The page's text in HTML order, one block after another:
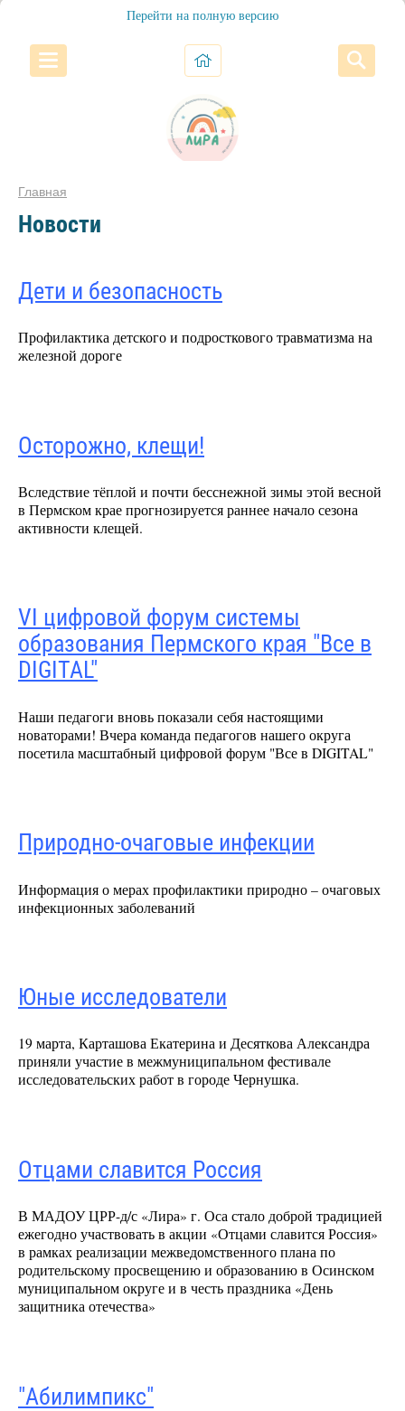
Перейти на полную версию
Главная
Новости
Дети и безопасность
Профилактика детского и подросткового травматизма на
железной дороге
Осторожно, клещи!
Вследствие тёплой и почти бесснежной зимы этой весной
в Пермском крае прогнозируется раннее начало сезона
активности клещей.
VI цифровой форум системы
образования Пермского края "Все в
DIGITAL"
Наши педагоги вновь показали себя настоящими
новаторами! Вчера команда педагогов нашего округа
посетила масштабный цифровой форум "Все в DIGITAL"
Природно-очаговые инфекции
Информация о мерах профилактики природно – очаговых
инфекционных заболеваний
Юные исследователи
19 марта, Карташова Екатерина и Десяткова Александра
приняли участие в межмуниципальном фестивале
исследовательских работ в городе Чернушка.
Отцами славится Россия
В МАДОУ ЦРР-д/с «Лира» г. Оса стало доброй традицией
ежегодно участвовать в акции «Отцами славится Россия»
в рамках реализации межведомственного плана по
родительскому просвещению и образованию в Осинском
муниципальном округе и в честь праздника «День
защитника отечества»
"Абилимпикс"